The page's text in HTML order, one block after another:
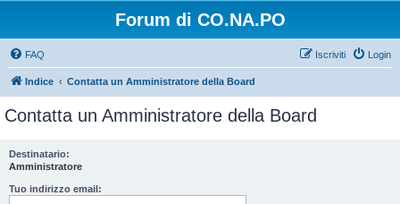
Forum di CO.NA.PO
FAQ Login
Iscriviti
Indice Contatta un Amministratore della Board
Contatta un Amministratore della Board
Destinatario:
Amministratore
Tuo indirizzo email: